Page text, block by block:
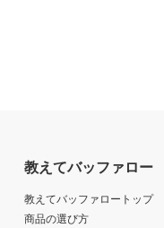
教えてバッファロー
教えてバッファロートップ
商品の選び方